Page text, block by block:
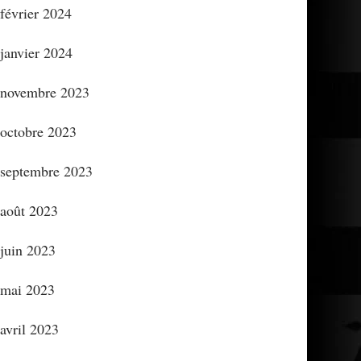
février 2024
janvier 2024
novembre 2023
octobre 2023
septembre 2023
août 2023
juin 2023
mai 2023
avril 2023